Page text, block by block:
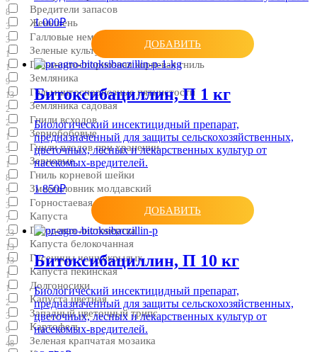
8
Женьшень
3
Зеленые культуры
1
Земляника
13
Земляника садовая
2
Зернобобовые
3
Зерновые
8
Змееголовник молдавский
3
Капуста
23
Капуста белокочанная
13
Капуста пекинская
1
Капуста цветная
3
Картофель
48
Вредители запасов
3
Галловые нематоды
1
Гельминтоспориозная корневая гниль
9
Гельминтоспориозные пятнистости
2
Гнили всходов
1
Гнили плодов при хранении
1
Гниль корневой шейки
5
Горностаевая моль
7
Гроздевая листовертка
13
Гусеницы чешуекрылых
1
Долгоносики
2
Западный цветочный трипс
9
Зеленая крапчатая мозаика
1 000₽
ДОБАВИТЬ
Битоксибациллин, П 1 кг
Биологический инсектицидный препарат,
предназначенный для защиты сельскохозяйственных,
цветочных, лесных и лекарственных культур от
насекомых-вредителей.
1 850₽
ДОБАВИТЬ
Битоксибациллин, П 10 кг
Биологический инсектицидный препарат,
предназначенный для защиты сельскохозяйственных,
цветочных, лесных и лекарственных культур от
насекомых-вредителей.